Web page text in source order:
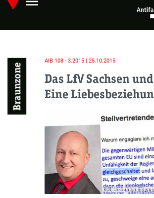
Skip
main
Hauptmenü
Braunzone
AIB 108 - 3.2015 | 25.10.2015
Das LfV Sachsen
Eine
Bild: